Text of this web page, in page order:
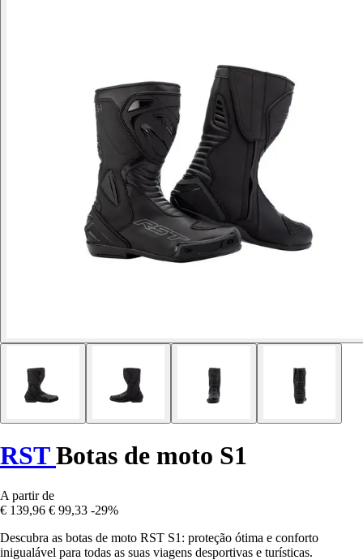
RSTBotas de moto S1
A partir de
€ 139,96 € 99,33 -29%
Descubra as botas de moto RST S1: proteção ótima e conforto
inigualável para todas as suas viagens desportivas e turísticas.